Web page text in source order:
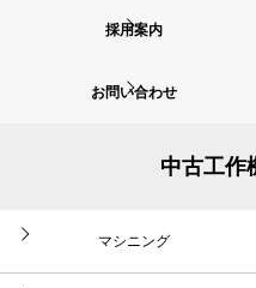
採用案内
お問い合わせ
中古工作
マシニング